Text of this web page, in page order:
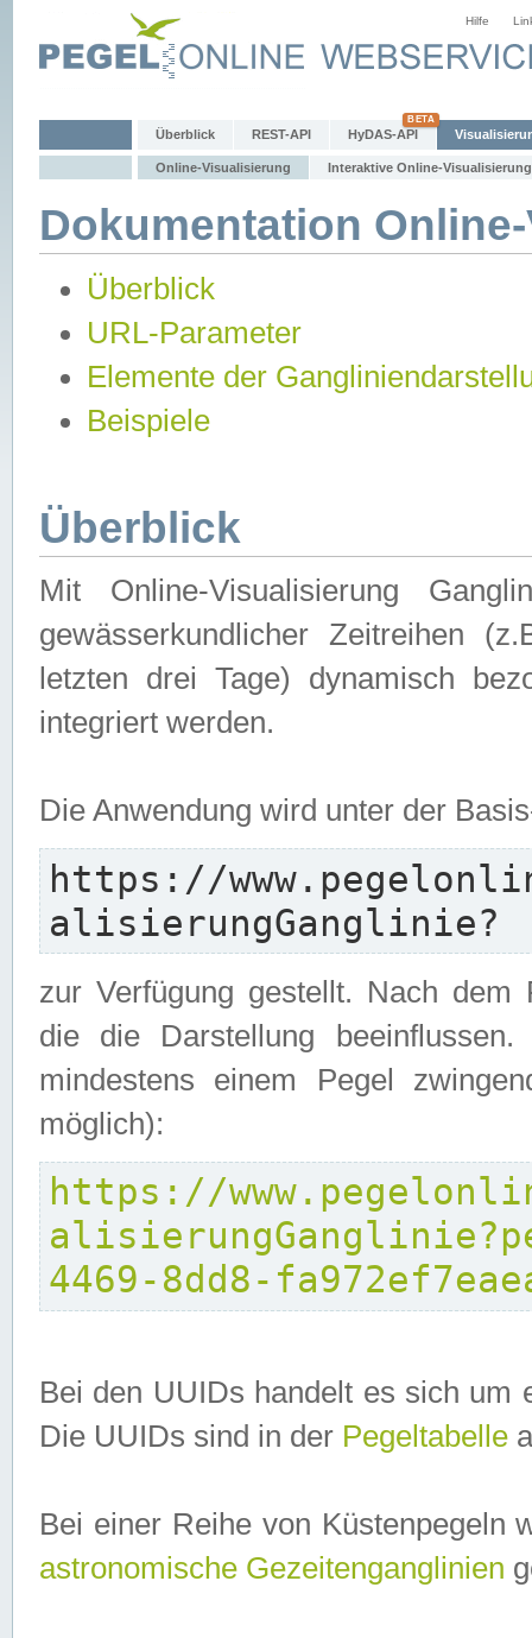
Hilfe
Überblick REST-API HyDAS-API
Online-Visualisierung Interaktive Online-Visualisierung
Dokumentation
Überblick
URL-Parameter
Elemente der
Beispiele
Überblick
Mit Online-Visualisierung
gewässerkundlicher Zeitreihen
letzten drei Tage) dynamisch
integriert werden.
Die Anwendung wird unter der
https://
alisierungGanglinie?
zur Verfügung gestellt. Nach dem
die die Darstellung
mindestens einem Pegel
möglich):
https://
4469-8dd8-
Bei den UUIDs handelt es sich um
Die UUIDs sind in der Pegeltabelle
Bei einer Reihe von Küstenpegeln
astronomische Gezeitenganglinien